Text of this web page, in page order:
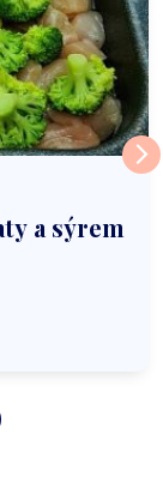
a sýrem